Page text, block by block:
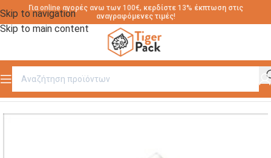
Skip to navigation
Skip to main content
Για online αγορές ανω των 100€, κερδίστε 13% έκπτωση στις
αναγραφόμενες τιμές!
Αρχική σελίδα / ΕΙΔΗ ΚΑΦΕ ΜΠΑΡ